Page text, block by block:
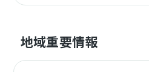
地域重要情報